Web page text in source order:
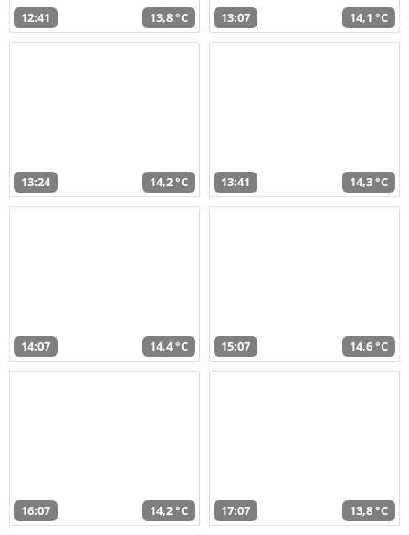
12:41 13,8 °C 13:07 14,1 °C
13:24 14,2 °C 13:41 14,3 °C
14:07 14,4 °C 15:07 14,6 °C
16:07 14,2 °C 17:07 13,8 °C